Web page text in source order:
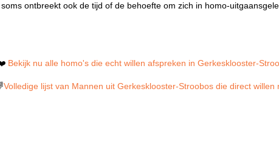
ontbreekt ook de tijd of de behoefte om zich in homo-
Bekijk nu alle homo's die echt willen afspreken in Gerkesklooster-
Volledige lijst van Mannen uit Gerkesklooster-Stroobos die direct